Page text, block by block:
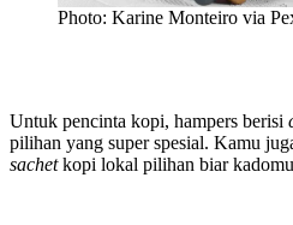
Photo: Karine Monteiro via
Untuk pencinta kopi, hampers berisi
pilihan yang super spesial. Kamu
sachetkopi lokal pilihan biar